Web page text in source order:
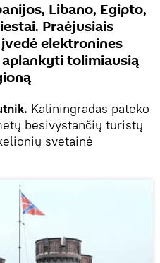
Libano, Egipto,
Praėjusiais
elektronines
tolimiausią
Kaliningradas pateko
besivystančių turistų
svetainė